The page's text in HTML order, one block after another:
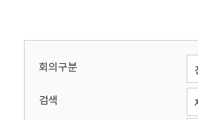
회
회의구분
검색